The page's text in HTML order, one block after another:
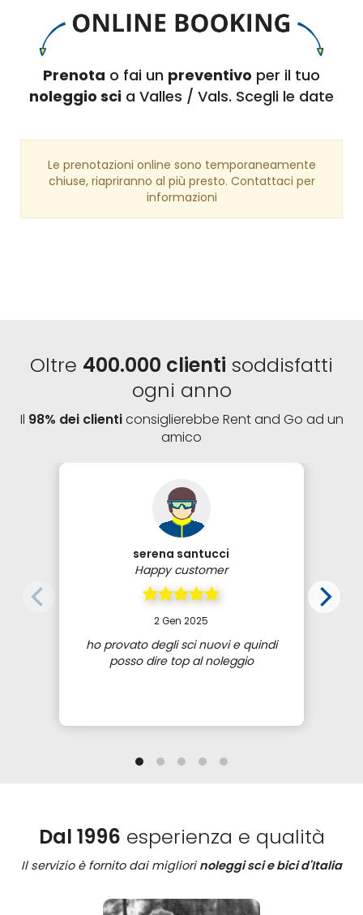
Prenota o fai un preventivo per il tuo
noleggio sci a Valles / Vals. Scegli le date
Le prenotazioni online sono temporaneamente
chiuse, riapriranno al più presto. Contattaci per
informazioni
Oltre 400.000 clienti soddisfatti
ogni anno
Il 98% dei clienticonsiglierebbe Rent and Go ad un
amico
serena santucci
Happy customer
2 Gen 2025
ho provato degli sci nuovi e quindi
posso dire top al noleggio
Dal 1996 esperienza e qualità
Il servizio è fornito dai migliori noleggi sci e bici d'Italia